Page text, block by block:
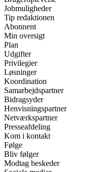
Jobmuligheder
Tip redaktionen
Abonnent
Min oversigt
Plan
Udgifter
Privilegier
Løsninger
Koordination
Samarbejdspartner
Bidragsyder
Henvisningspartner
Netværkspartner
Presseafdeling
Kom i kontakt
Følge
Bliv følger
Modtag beskeder